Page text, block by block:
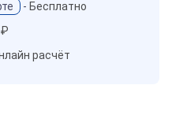
- Бесплатно
расчёт